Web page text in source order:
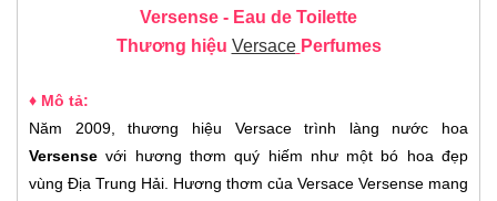
Versense - Eau de Toilette
Thương hiệu Versace Perfumes
♦ Mô tả:
Năm 2009, thương hiệu Versace trình làng nước hoa
Versense với hương thơm quý hiếm như một bó hoa đẹp
vùng Địa Trung Hải. Hương thơm của Versace Versense mang